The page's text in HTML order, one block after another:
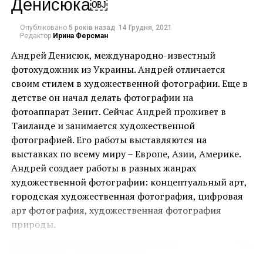
Ця подія, яку не можна пропустити, дала
можливість поціновувачам мистецтва придбати
деякі з найбільш інвестиційно привабливих творів
ще до того, як ярмарок відкрився для публіки.
Однією з найяскравіших подій ярмарку стала
виставка двадцяти чотирьох вибраних робіт
Руперта Гарсії, одного з найвідоміших художників-
чикано, представлених колекцією спадщини
Опубліковано 5 років назад 14 Грудня, 2021
Редактор Ирина Ферсман
Андрей Денисюк, международно-известный
фотохудожник из Украины. Андрей отличается
своим стилем в художественной фотографии. Еще в
детстве он начал делать фотографии на
фотоаппарат Зенит. Сейчас Андрей проживет в
Таиланде и занимается художественной
фотографией. Его работы выставляются на
выставках по всему миру – Европе, Азии, Америке.
Андрей создает работы в разных жанрах
художественной фотографии: концептуальный арт,
городская художественная фотография, цифровая
арт фотография, художественная фотография
природы.